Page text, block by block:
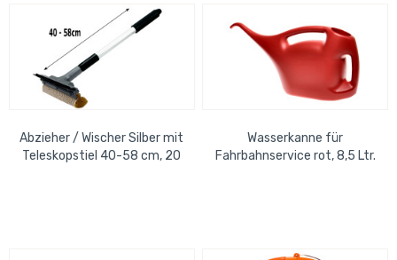
Abzieher / Wischer Silber mit
Teleskopstiel 40-58 cm, 20
Wasserkanne für
Fahrbahnservice rot, 8,5 Ltr.